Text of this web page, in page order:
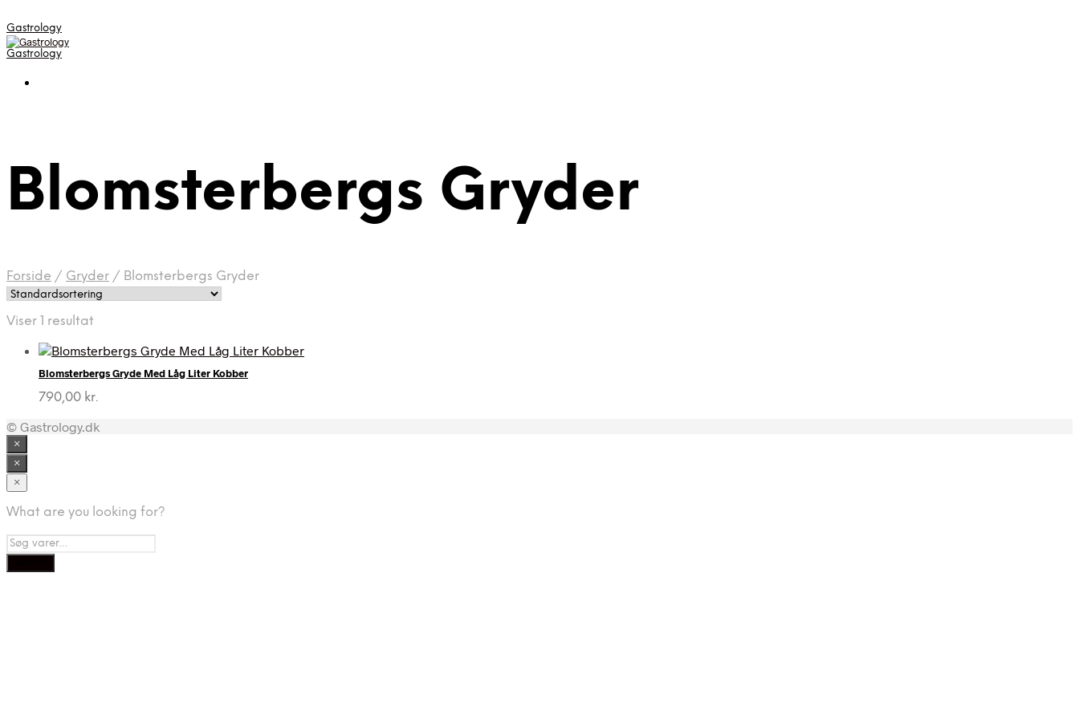
Gastrology
Gastrology
Blomsterbergs Gryder
Forside / Gryder / Blomsterbergs Gryder
Viser 1 resultat
Blomsterbergs Gryde Med Låg Liter Kobber
790,00 kr.
© Gastrology.dk
×
×
×
What are you looking for?